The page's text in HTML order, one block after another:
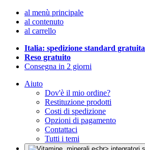
al menù principale
al contenuto
al carrello
Italia: spedizione standard gratuita
Reso gratuito
Consegna in 2 giorni
Aiuto
Dov'è il mio ordine?
Restituzione prodotti
Costi di spedizione
Opzioni di pagamento
Contattaci
Tutti i temi